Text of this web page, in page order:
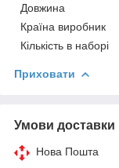
Довжина
Країна виробник
Кількість в наборі
Приховати
Умови доставки
Нова Пошта